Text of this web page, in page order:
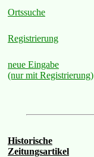
Ortssuche
Registrierung
neue Eingabe
(nur mit Registrierung)
Historische
Zeitungsartikel